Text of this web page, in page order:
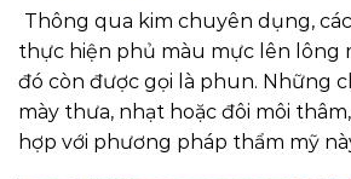
Thông qua kim chuyên dụng,
thực hiện phủ màu mực lên lông
đó còn được gọi là phun. Những
mày thưa, nhạt hoặc đôi môi
hợp với phương pháp thẩm mỹ